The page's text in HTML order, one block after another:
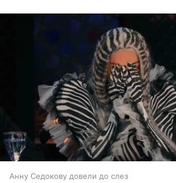
Анну Седокову довели до слез